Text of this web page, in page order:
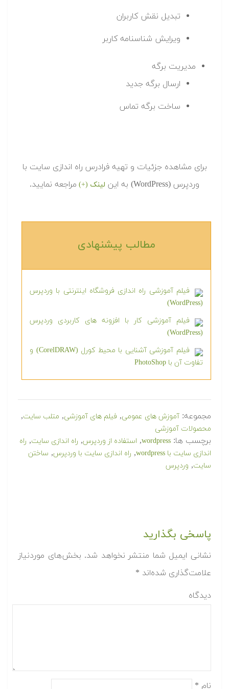
تبدیل نقش کاربران
ویرایش شناسنامه کاربر
مدیریت برگه
ارسال برگه جدید
ساخت برگه تماس
برای مشاهده جزئیات و تهیه فرادرس راه اندازی سایت با
وردپرس (WordPress) به این
لینک (+) مراجعه نمایید.
مطالب پیشنهادی‎
فیلم آموزشی راه اندازی فروشگاه اینترنتی با وردپرس
(WordPress)
فیلم آموزشی کار با افزونه های کاربردی وردپرس
(WordPress)
فیلم آموزشی آشنایی با محیط کورل (CorelDRAW) و
تفاوت آن با PhotoShop
مجموعه: آموزش های عمومی, فیلم های آموزشی, متلب سایت,
محصولات آموزشی
برچسب ها: wordpress
, استفاده از وردپرس, راه اندازی سایت, راه
اندازی سایت با wordpress
, راه اندازی سایت با وردپرس, ساختن
سایت, وردپرس
پاسخی بگذارید
نشانی ایمیل شما منتشر نخواهد شد. بخش‌های موردنیاز
علامت‌گذاری شده‌اند *
دیدگاه
نام *